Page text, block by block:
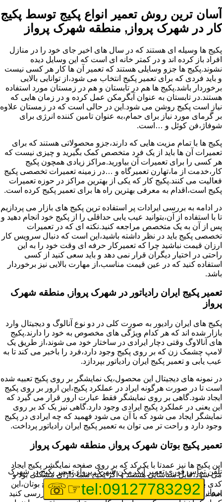
آسان ترین روش تعمیر انواع پکیج توسط پکیج
کار در شهرک پرواز, منطقه شهرک پرواز
پکیج ها وسیله ای هستند که در سال های اخیر جای خود را در منازل
افراد باز کرده اند و در کمتر خانه ای است که این وسایل دیده
نشوند.پکیج ها جزو وسایلی هستند که تعمیر آن ها کار هر کسی نیست
و باید فردی که برای تعمیر پکیج انتخاب می شود،از توانایی بالایی
برخوردار باشد.پکیج ها هم در تابستان و هم در زمستان مورد استفاده
هستند.در تابستان به عنوان آبگرمکن عمل کرده و در زمان هایی که
نیاز است پکیج روشن می شود.این در حالی است که در زمستان علاوه
بر گرمای مورد نیاز برای حمام،به عنوان تامین کننده انرژی برای
شوفاژ،فن کوئل و …است.
پکیج ها با تمام مزیت هایی که دارند،جزو محصولاتی هستند که برای
تعمیرات آن ها باید از یک فرد متخصص کمک بگیرید و چیزی نیست که
هر کسی را برای تعمیرات آن بیاورید.مراکز زیادی همچون پکیج
کار،خدمت از ما،تهارن تعمیرگاه و …در زمینه تعمیرات تخصصی پکیج
فعالیت می کنند.پکیج کار که یکی از بهترین مراکز در حوزه تعمیرات
پکیج است،اقدام به معرفی بهترین راه ها برای تعمیر پکیج کرده است.
در ادامه به بررسی ایرادات پر استفاده ترین پکیج های بازار می پردازیم
تا با استفاده از آن،بتوانید عیب یابی حداقلی را از پکیج خود انجام دهید و
پس از آن به یک متخصص مراجعه کنید.نکته ای که در تعمیرات
تخصصی پکیج باید در نظر داشته باشید،این است که دنبال سرویس کار
ارزان قیمت نباشید چرا که تعمیرکار حرفه ای وقت خود را به این
راحتی در اختیار دیگران قرار نمی دهد و باید سعی کنید از کسی
استفاده کنید که در عین قیمت مناسب،از مهارت بالایی نیز برخوردار
باشد.
تعمیر پکیج ایران رادیاتور در شهرک پرواز, منطقه شهرک
پرواز
پکیج های ایران رادیور به صورت کلی در دو نوع آنالوگ و دیجیتال وارد
بازار شده اند که هر کدام ویژگی های مخصوص به خود را دارند.پکیج
های آنالاوگ وقتی دچار ایرادی در ساختار خود می شوند،از طریق یک
لامپ چشمک زن که بر روی پکیج وجود دارد،فرد را باخبر می کند تا به
عیب یابی و تعمیر پکیج ایران رادیاتور بپردازد.
در نمونه های دیجیتال این محصول،یک نمایشگر بر روی پکیج تعبیه شده
است تا در صورت هرگونه ایراد در عملکرد پکیج،این ارور بر روی پکیج
ایجاد شود.گاهی بر روی نمایشگر فقط عبارت ارور قرار می گیرد که
این یعنی در عملکرد پکیج ایرادی وجود دارد.گاهی نیز یک کد بر روی
نمایشگر ایجاد می شود که با آن می شود فهمید که چه ایرادی در پکیج
وجود دارد و راحت تر می توان به تعمیر پکیج ایران رادیاتور پرداخت.
تعمیر پکیج بوتان شهرک پرواز, منطقه شهرک پرواز
این پکیج ها نیز عمدتا با یک کد که بر روی صفحه نمایگشر پکیج ایجاد
می شود،قابل شناسایی هستند و اگر پکیج شما دارای مشکلی بود و
کدی برای شما نمایش داده شد،اولین کار برای تعمیر پکیج بوتان،این
است که عیب یابی انجام دهید و ایرادی که وجود دارد را بررسی کنید
تلفن تماس فوریتعمیر آبگرمکن شهرک پرواز,تعمیر پکیج در شهرک
پرواز tel:09127783292
☞☏